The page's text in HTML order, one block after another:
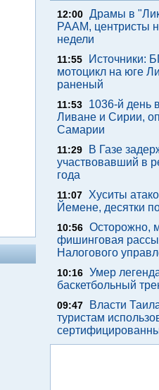
12:00 Драмы в
РААМ, центристы
недели
11:55
Источники:
мотоцикл на юге
раненый
11:53
1036-й день
Ливане и Сирии,
Самарии
11:29
В Газе
участвовавший в
года
11:07
Хуситы
Йемене, десятки
10:56 Осторожно,
фишинговая
Налогового
10:16 Умер
баскетбольный
09:47
Власти
туристам